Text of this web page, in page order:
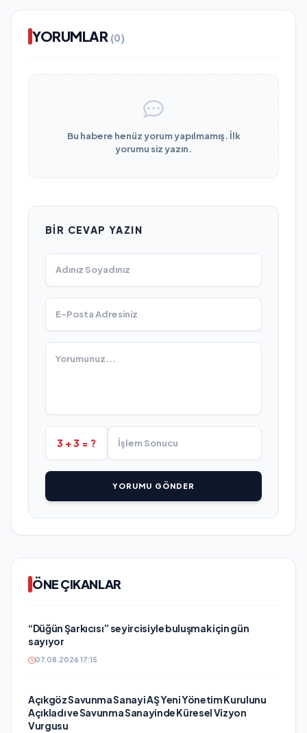
YORUMLAR (0)
Bu habere henüz yorum yapılmamış. İlk
yorumu siz yazın.
BIR CEVAP YAZIN
3 + 3 = ?
YORUMU GÖNDER
ÖNE ÇIKANLAR
“Düğün Şarkıcısı” seyircisiyle buluşmak için gün
sayıyor
07.08.2026 17:15
Açıkgöz Savunma Sanayi AŞ Yeni Yönetim Kurulunu
Açıkladı ve Savunma Sanayinde Küresel Vizyon
Vurgusu